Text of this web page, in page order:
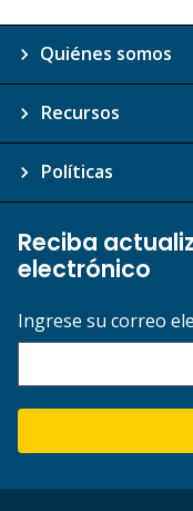
Quiénes somos
Recursos
Políticas
Reciba
electrónico
Ingrese su correo